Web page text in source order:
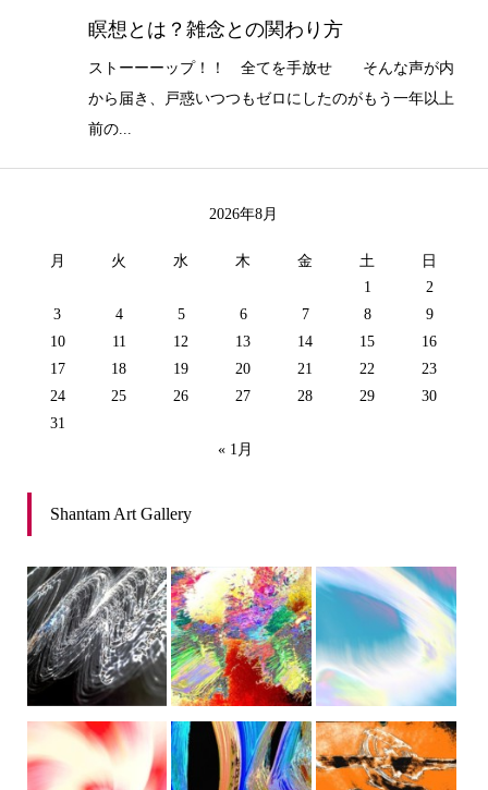
瞑想とは？雑念との関わり方
ストーーーップ！！ 全てを手放せ そんな声が内
から届き、戸惑いつつもゼロにしたのがもう一年以上
前の...
2026年8月
月 火 水 木 金 土
日
1
2
3
4 5 6 7 8
9
10
11 12 13 14 15
16
17
18 19 20 21 22
23
24
25 26 27 28 29
30
31
« 1月
Shantam Art Gallery